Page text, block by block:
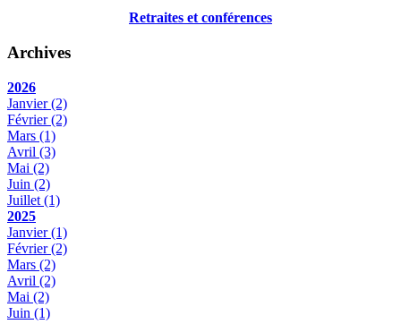
Retraites et conférences
Archives
2026
Janvier(2)
Février(2)
Mars (1)
Avril (3)
Mai (2)
Juin (2)
Juillet (1)
2025
Janvier(1)
Février(2)
Mars (2)
Avril (2)
Mai (2)
Juin (1)